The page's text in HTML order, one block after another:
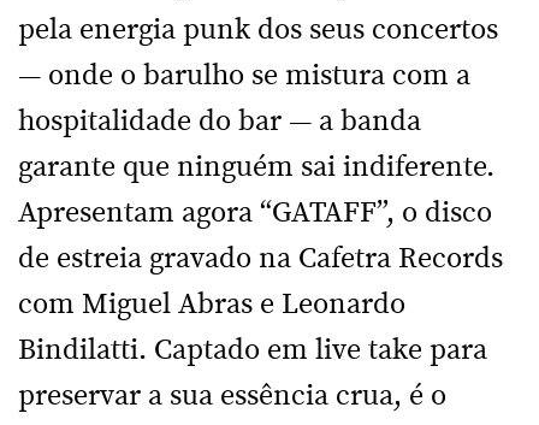
pela energia punk dos seus concertos
— onde o barulho se mistura com a
hospitalidade do bar — a banda
garante que ninguém sai indiferente.
Apresentam agora “GATAFF”, o disco
de estreia gravado na Cafetra Records
com Miguel Abras e Leonardo
Bindilatti. Captado em live take para
preservar a sua essência crua, é o